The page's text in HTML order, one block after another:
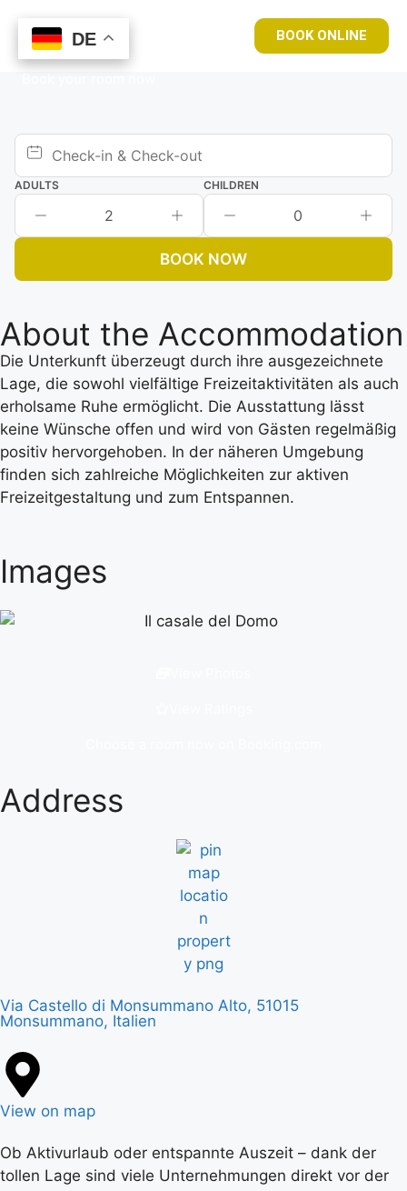
BOOK ONLINE
ADULTS
2
CHILDREN
0
BOOK NOW
About the Accommodation
Die Unterkunft überzeugt durch ihre ausgezeichnete
Lage, die sowohl vielfältige Freizeitaktivitäten als auch
erholsame Ruhe ermöglicht. Die Ausstattung lässt
keine Wünsche offen und wird von Gästen regelmäßig
positiv hervorgehoben. In der näheren Umgebung
finden sich zahlreiche Möglichkeiten zur aktiven
Freizeitgestaltung und zum Entspannen.
Images
Address
Via Castello di Monsummano Alto, 51015
Monsummano, Italien
View on map
Ob Aktivurlaub oder entspannte Auszeit – dank der
tollen Lage sind viele Unternehmungen direkt vor der
DE
DE